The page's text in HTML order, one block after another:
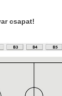
csapat!